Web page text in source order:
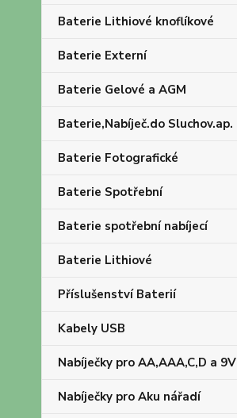
Baterie Lithiové knoflíkové
Baterie Externí
Baterie Gelové a AGM
Baterie,Nabíječ.do Sluchov.ap.
Baterie Fotografické
Baterie Spotřební
Baterie spotřební nabíjecí
Baterie Lithiové
Příslušenství Baterií
Kabely USB
Nabíječky pro AA,AAA,C,D a 9V
Nabíječky pro Aku nářadí